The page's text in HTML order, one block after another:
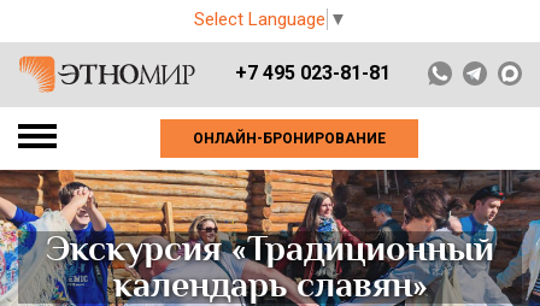
Select Language ▼
+7 495 023-81-81
ОНЛАЙН-БРОНИРОВАНИЕ
Экскурсия «Традиционный
календарь славян»